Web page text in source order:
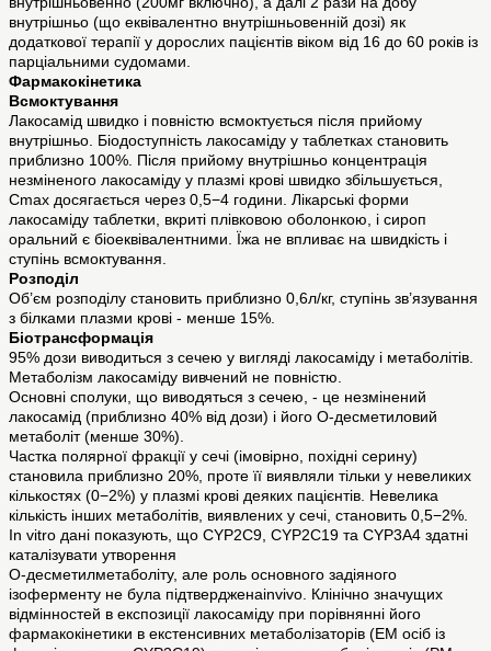
внутрішньо (що еквівалентно внутрішньовенній дозі) як
додаткової терапії у дорослих пацієнтів віком від 16 до 60 років із
парціальними судомами.
Фармакокінетика
Всмоктування
Лакосамід швидко і повністю всмоктується після прийому
внутрішньо. Біодоступність лакосаміду у таблетках становить
приблизно 100%. Після прийому внутрішньо концентрація
незміненого лакосаміду у плазмі крові швидко збільшується,
Cmax досягається через 0,5−4 години. Лікарські форми
лакосаміду таблетки, вкриті плівковою оболонкою, і сироп
оральний є біоеквівалентними. Їжа не впливає на швидкість і
ступінь всмоктування.
Розподіл
Об’єм розподілу становить приблизно 0,6л/кг, ступінь зв’язування
з білками плазми крові - менше 15%.
Біотрансформація
95% дози виводиться з сечею у вигляді лакосаміду і метаболітів.
Метаболізм лакосаміду вивчений не повністю.
Основні сполуки, що виводяться з сечею, - це незмінений
лакосамід (приблизно 40% від дози) і його О-десметиловий
метаболіт (менше 30%).
Частка полярної фракції у сечі (імовірно, похідні серину)
становила приблизно 20%, проте її виявляли тільки у невеликих
кількостях (0−2%) у плазмі крові деяких пацієнтів. Невелика
кількість інших метаболітів, виявлених у сечі, становить 0,5−2%.
In vitro дані показують, що CYP2C9, CYP2C19 та CYP3A4 здатні
каталізувати утворення
О-десметилметаболіту, але роль основного задіяного
ізоферменту не була підтвердженаinvivo. Клінічно значущих
відмінностей в експозиції лакосаміду при порівнянні його
фармакокінетики в екстенсивних метаболізаторів (ЕМ осіб із